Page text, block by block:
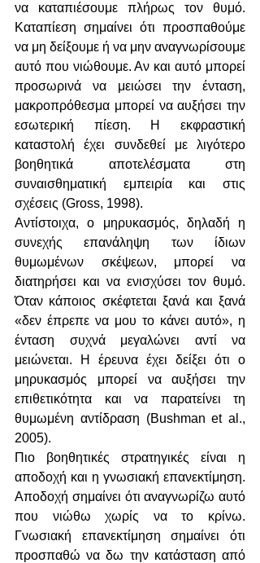
να καταπιέσουμε πλήρως τον θυμό.
Καταπίεση σημαίνει ότι προσπαθούμε
να μη δείξουμε ή να μην αναγνωρίσουμε
αυτό που νιώθουμε. Αν και αυτό μπορεί
προσωρινά να μειώσει την ένταση,
μακροπρόθεσμα μπορεί να αυξήσει την
εσωτερική πίεση. Η εκφραστική
καταστολή έχει συνδεθεί με λιγότερο
βοηθητικά αποτελέσματα στη
συναισθηματική εμπειρία και στις
σχέσεις (Gross, 1998).
Αντίστοιχα, ο μηρυκασμός, δηλαδή η
συνεχής επανάληψη των ίδιων
θυμωμένων σκέψεων, μπορεί να
διατηρήσει και να ενισχύσει τον θυμό.
Όταν κάποιος σκέφτεται ξανά και ξανά
«δεν έπρεπε να μου το κάνει αυτό», η
ένταση συχνά μεγαλώνει αντί να
μειώνεται. Η έρευνα έχει δείξει ότι ο
μηρυκασμός μπορεί να αυξήσει την
επιθετικότητα και να παρατείνει τη
θυμωμένη αντίδραση (Bushman et al.,
2005).
Πιο βοηθητικές στρατηγικές είναι η
αποδοχή και η γνωσιακή επανεκτίμηση.
Αποδοχή σημαίνει ότι αναγνωρίζω αυτό
που νιώθω χωρίς να το κρίνω.
Γνωσιακή επανεκτίμηση σημαίνει ότι
προσπαθώ να δω την κατάσταση από